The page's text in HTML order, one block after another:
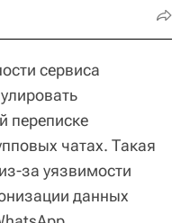
сервиса
переписке
чатах. Такая
за уязвимости
данных